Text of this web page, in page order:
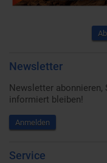
Newsletter
Newsletter abonnieren,
informiert bleiben!
Anmelden
Service